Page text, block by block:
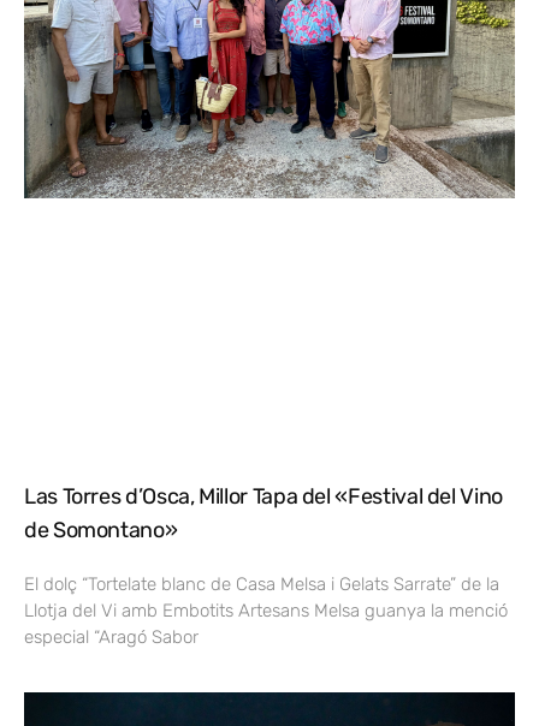
Las Torres d’Osca, Millor Tapa del «Festival del Vino
de Somontano»
El dolç “Tortelate blanc de Casa Melsa i Gelats Sarrate” de la
Llotja del Vi amb Embotits Artesans Melsa guanya la menció
especial “Aragó Sabor